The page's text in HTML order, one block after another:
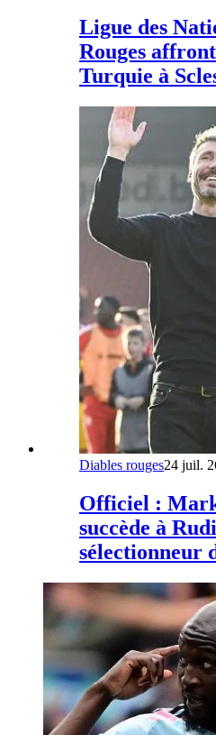
Ligue des
Rouges
Turquie à
Diables rouges24 juil.
Officiel :
succède à
sélectionneur